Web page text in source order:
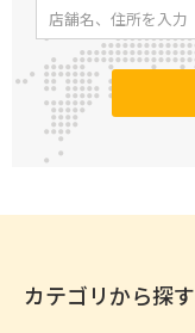
カテゴリから探す